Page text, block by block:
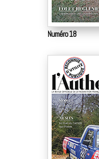
Numéro 18